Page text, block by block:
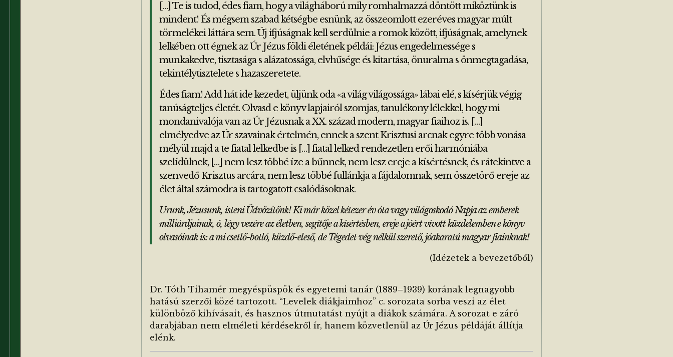
[…] Te is tudod, édes fiam, hogy a világháború mily romhalmazzá döntött miköztünk is
mindent! És mégsem szabad kétségbe esnünk, az összeomlott ezeréves magyar múlt
törmelékei láttára sem. Új ifjúságnak kell serdülnie a romok között, ifjúságnak, amelynek
lelkében ott égnek az Úr Jézus földi életének példái: Jézus engedelmessége s
munkakedve, tisztasága s alázatossága, elvhűsége és kitartása, önuralma s önmegtagadása,
tekintélytisztelete s hazaszeretete.
Édes fiam! Add hát ide kezedet, üljünk oda «a világ világossága» lábai elé, s kísérjük végig
tanúságteljes életét. Olvasd e könyv lapjairól szomjas, tanulékony lélekkel, hogy mi
mondanivalója van az Úr Jézusnak a XX. század modern, magyar fiaihoz is. […]
elmélyedve az Úr szavainak értelmén, ennek a szent Krisztusi arcnak egyre több vonása
mélyül majd a te fiatal lelkedbe is […] fiatal lelked rendezetlen erői harmóniába
szelídülnek, […] nem lesz többé íze a bűnnek, nem lesz ereje a kísértésnek, és rátekintve a
szenvedő Krisztus arcára, nem lesz többé fullánkja a fájdalomnak, sem összetörő ereje az
élet által számodra is tartogatott csalódásoknak.
Urunk, Jézusunk, isteni Üdvözítőnk! Ki már közel kétezer év óta vagy világoskodó Napja az emberek
milliárdjainak, ó, légy vezére az életben, segítője a kísértésben, ereje a jóért vívott küzdelemben e könyv
olvasóinak is: a mi csetlő-botló, küzdő-eleső, de Tégedet vég nélkül szerető, jóakaratú magyar fiainknak!
(Idézetek a bevezetőből)
Dr. Tóth Tihamér megyéspüspök és egyetemi tanár (1889–1939) korának legnagyobb
hatású szerzői közé tartozott. “Levelek diákjaimhoz” c. sorozata sorba veszi az élet
különböző kihívásait, és hasznos útmutatást nyújt a diákok számára. A sorozat e záró
darabjában nem elméleti kérdésekről ír, hanem közvetlenül az Úr Jézus példáját állítja
elénk.